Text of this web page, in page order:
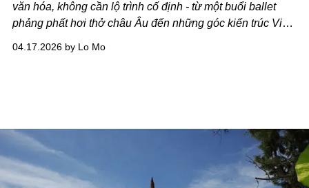
văn hóa, không cần lộ trình cố định - từ một buổi ballet
phảng phất hơi thở châu Âu đến những góc kiến trúc Việt
đến được lựa chọn dưới đây là dành cho những hành
04.17.2026 by Lo Mo